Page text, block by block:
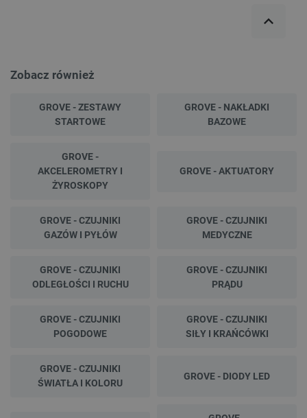
Zobacz również
GROVE - ZESTAWY
STARTOWE
GROVE - NAKŁADKI
BAZOWE
GROVE -
AKCELEROMETRY I
ŻYROSKOPY
GROVE - AKTUATORY
GROVE - CZUJNIKI
GAZÓW I PYŁÓW
GROVE - CZUJNIKI
MEDYCZNE
GROVE - CZUJNIKI
ODLEGŁOŚCI I RUCHU
GROVE - CZUJNIKI
PRĄDU
GROVE - CZUJNIKI
POGODOWE
GROVE - CZUJNIKI
SIŁY I KRAŃCÓWKI
GROVE - CZUJNIKI
ŚWIATŁA I KOLORU
GROVE - DIODY LED